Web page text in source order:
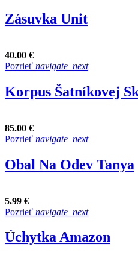
Zásuvka Unit
40.00 €
Pozrieť navigate_next
Korpus Šatníkovej
85.00 €
Pozrieť navigate_next
Obal Na Odev Tanya
5.99 €
Pozrieť navigate_next
Úchytka Amazon